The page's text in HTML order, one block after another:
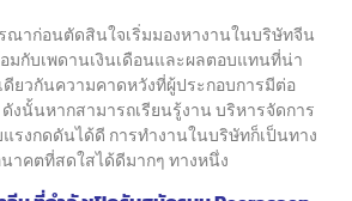
ณาก่อนตัดสินใจเริ่มมองหางานในบริษัทจีน
มกับเพดานเงินเดือนและผลตอบแทนที่น่า
ยวกันความคาดหวังที่ผู้ประกอบการมีต่อ
ดังนั้นหากสามารถเรียนรู้งาน บริหารจัดการ
แรงกดดันได้ดี การทำงานในบริษัทก็เป็นทาง
าคตที่สดใสได้ดีมากๆ ทางหนึ่ง